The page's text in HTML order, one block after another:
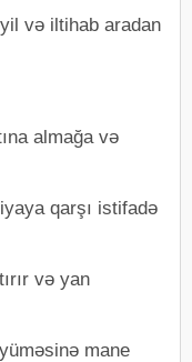
və iltihab aradan
almağa və
qarşı istifadə
və yan
mane